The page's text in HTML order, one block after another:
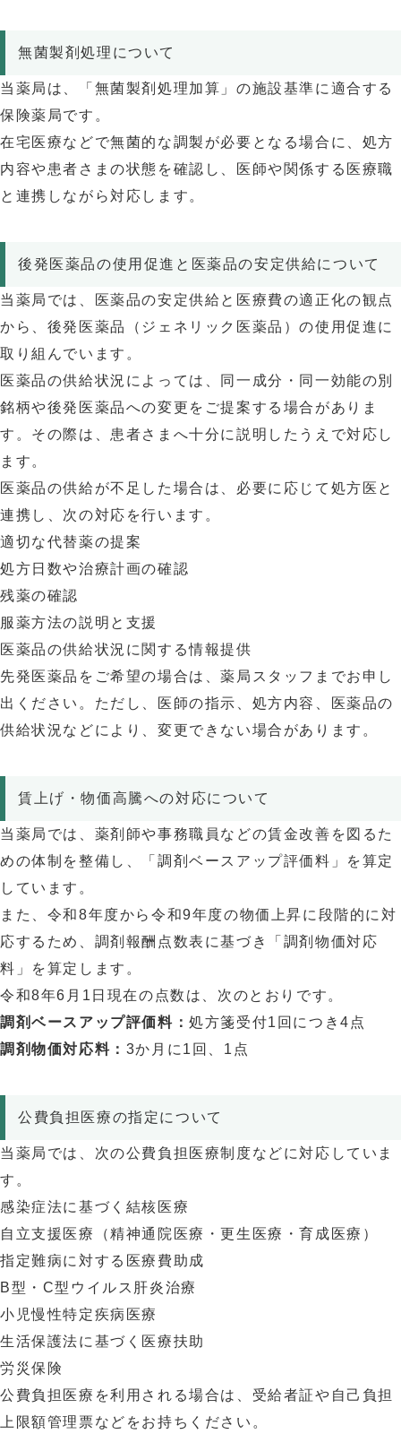
無菌製剤処理について
当薬局は、「無菌製剤処理加算」の施設基準に適合する
保険薬局です。
在宅医療などで無菌的な調製が必要となる場合に、処方
内容や患者さまの状態を確認し、医師や関係する医療職
と連携しながら対応します。
後発医薬品の使用促進と医薬品の安定供給について
当薬局では、医薬品の安定供給と医療費の適正化の観点
から、後発医薬品（ジェネリック医薬品）の使用促進に
取り組んでいます。
医薬品の供給状況によっては、同一成分・同一効能の別
銘柄や後発医薬品への変更をご提案する場合がありま
す。その際は、患者さまへ十分に説明したうえで対応し
ます。
医薬品の供給が不足した場合は、必要に応じて処方医と
連携し、次の対応を行います。
適切な代替薬の提案
処方日数や治療計画の確認
残薬の確認
服薬方法の説明と支援
医薬品の供給状況に関する情報提供
先発医薬品をご希望の場合は、薬局スタッフまでお申し
出ください。ただし、医師の指示、処方内容、医薬品の
供給状況などにより、変更できない場合があります。
賃上げ・物価高騰への対応について
当薬局では、薬剤師や事務職員などの賃金改善を図るた
めの体制を整備し、「調剤ベースアップ評価料」を算定
しています。
また、令和8年度から令和9年度の物価上昇に段階的に対
応するため、調剤報酬点数表に基づき「調剤物価対応
料」を算定します。
令和8年6月1日現在の点数は、次のとおりです。
調剤ベースアップ評価料：処方箋受付1回につき4点
調剤物価対応料： 3か月に1回、1点
公費負担医療の指定について
当薬局では、次の公費負担医療制度などに対応していま
す。
感染症法に基づく結核医療
自立支援医療（精神通院医療・更生医療・育成医療）
指定難病に対する医療費助成
B型・C型ウイルス肝炎治療
小児慢性特定疾病医療
生活保護法に基づく医療扶助
労災保険
公費負担医療を利用される場合は、受給者証や自己負担
上限額管理票などをお持ちください。